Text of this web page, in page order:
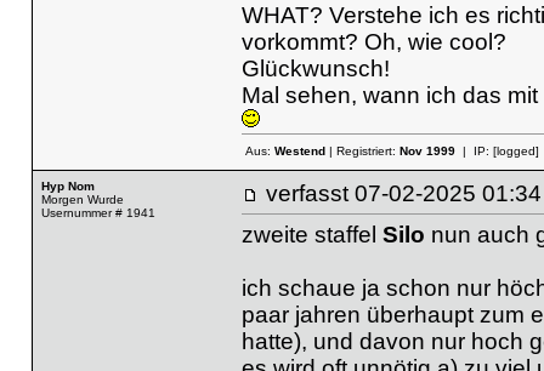
WHAT? Verstehe ich es
vorkommt? Oh, wie cool?
Glückwunsch!
Mal sehen, wann ich das
Aus: Westend| Registriert: Nov 1999| IP: [logged]
Hyp Nom
Morgen Wurde
Usernummer # 1941
verfasst 07-02-2025
zweite staffel Silo nun auch
ich schaue ja schon nur
paar jahren überhaupt zum
hatte), und davon nur hoch